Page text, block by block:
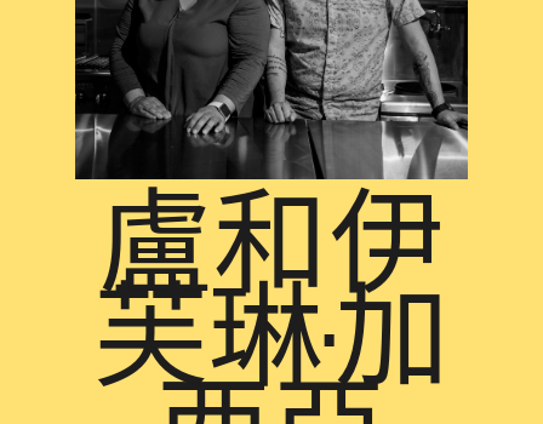
盧和伊
芙琳·加